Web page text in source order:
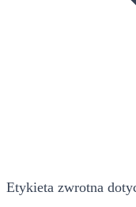
Etykieta zwrotna